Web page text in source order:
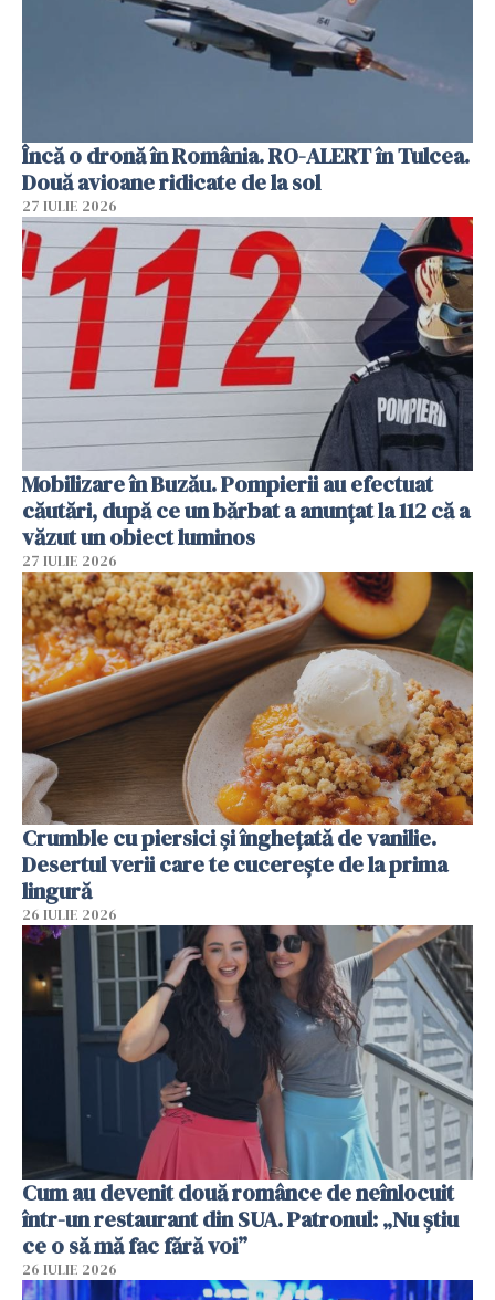
Încă o dronă în România. RO-ALERT în Tulcea.
Două avioane ridicate de la sol
27 IULIE 2026
Mobilizare în Buzău. Pompierii au efectuat
căutări, după ce un bărbat a anunțat la 112 că a
văzut un obiect luminos
27 IULIE 2026
Crumble cu piersici și înghețată de vanilie.
Desertul verii care te cucerește de la prima
lingură
26 IULIE 2026
Cum au devenit două românce de neînlocuit
într-un restaurant din SUA. Patronul: „Nu știu
ce o să mă fac fără voi”
26 IULIE 2026